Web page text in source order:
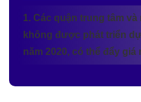
1. Các quận trung tâm
không được phát triển
năm 2020, có thể đẩy